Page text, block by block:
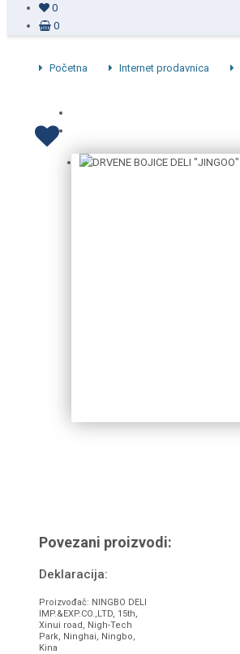
0
0
Početna Internet prodavnica
Povezani proizvodi:
Deklaracija:
Proizvođač: NINGBO DELI
IMP.&EXP.CO.,LTD, 15th,
Xinui road, Nigh-Tech
Park, Ninghai, Ningbo,
Kina